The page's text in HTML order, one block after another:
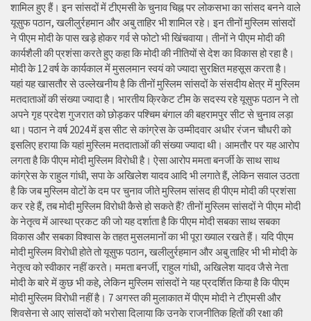
शामिल हुए हैं। इन सांसदों में टीएमसी के चुनाव चिह्न पर लोकसभा का सांसद बनने वाले
यूसुफ पठान, खलीलुर्रहमान और अबु ताहिर भी शामिल रहे। इन तीनों मुस्लिम सांसदों
ने पीएम मोदी के पास खड़े होकर गर्व से फोटो भी खिंचवाया। तीनों ने पीएम मोदी की
कार्यशैली की प्रशंसा करते हुए कहा कि मोदी की नीतियों से देश का विकास हो रहा है।
मोदी के 12 वर्ष के कार्यकाल में मुसलमान स्वयं को ज्यादा सुरक्षित महसूस करता है।
यहां यह खासतौर से उल्लेखनीय है कि तीनों मुस्लिम सांसदों के संसदीय क्षेत्र में मुस्लिम
मतदाताओं की संख्या ज्यादा है। भारतीय क्रिकेट टीम के सदस्य रहे यूसुफ पठान ने तो
अपने गृह प्रदेश गुजरात को छोड़कर पश्चिम बंगाल की बहरामपुर सीट से चुनाव लड़ा
था। पठान ने वर्ष 2024 में इस सीट से कांग्रेस के उम्मीदवार अधीर रंजन चौधरी को
इसलिए हराया कि यहां मुस्लिम मतदाताओं की संख्या ज्यादा थी। आमतौर पर यह आरोप
लगता है कि पीएम मोदी मुस्लिम विरोधी है। ऐसा आरोप ममता बनर्जी के साथ साथ
कांग्रेस के राहुल गांधी, सपा के अखिलेश यादव आदि भी लगाते हैं, लेकिन सवाल उठता
है कि जब मुस्लिम वोटों के दम पर चुनाव जीते मुस्लिम सांसद ही पीएम मोदी की प्रशंसा
कर रहे हैं, तब मोदी मुस्लिम विरोधी कैसे हो सकते हैं? तीनों मुस्लिम सांसदों ने पीएम मोदी
के नेतृत्व में आस्था प्रकट की जो यह दर्शाता है कि पीएम मोदी सबका साथ सबका
विकास और सबका विश्वास के तहत मुसलमानों का भी पूरा ख्याल रखते हैं। यदि पीएम
मोदी मुस्लिम विरोधी होते तो यूसुफ पठान, खलीलुर्रहमान और अबु ताहिर भी भी मोदी के
नेतृत्व को स्वीकार नहीं करते। ममता बनर्जी, राहुल गांधी, अखिलेश यादव जैसे नेता
मोदी के बारे में कुछ भी कहे, लेकिन मुस्लिम सांसदों ने यह प्रदर्शित किया है कि पीएम
मोदी मुस्लिम विरोधी नहीं है। 7 अगस्त की मुलाकात में पीएम मोदी ने टीएमसी और
शिवसेना से आए सांसदों को भरोसा दिलाया कि उनके राजनीतिक हितों की रक्षा की